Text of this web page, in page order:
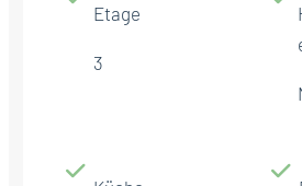
Etage
3